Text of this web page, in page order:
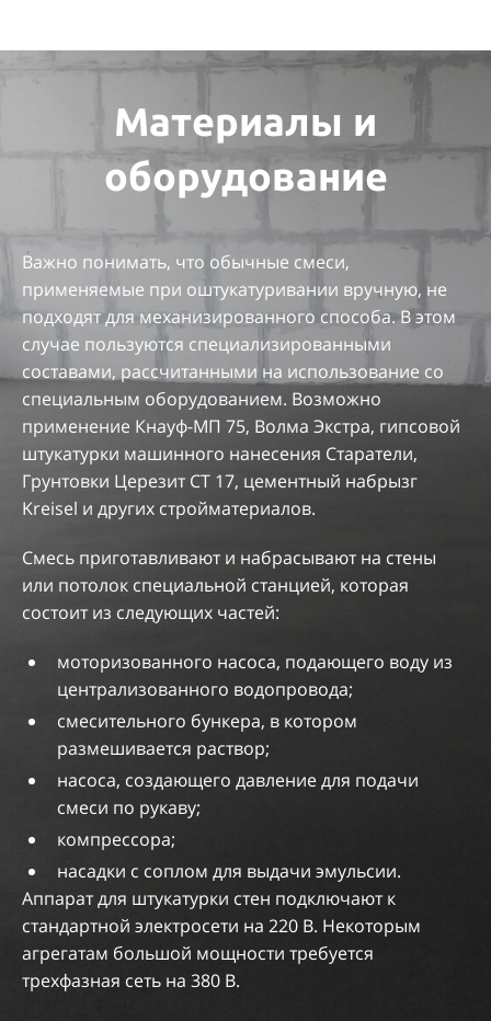
Материалы и
оборудование
Важно понимать, что обычные смеси,
применяемые при оштукатуривании вручную, не
подходят для механизированного способа. В этом
случае пользуются специализированными
составами, рассчитанными на использование со
специальным оборудованием. Возможно
применение Кнауф-МП 75, Волма Экстра, гипсовой
штукатурки машинного нанесения Старатели,
Грунтовки Церезит СТ 17, цементный набрызг
Kreisel и других стройматериалов.
Смесь приготавливают и набрасывают на стены
или потолок специальной станцией, которая
состоит из следующих частей:
моторизованного насоса, подающего воду из
централизованного водопровода;
смесительного бункера, в котором
размешивается раствор;
насоса, создающего давление для подачи
смеси по рукаву;
компрессора;
насадки с соплом для выдачи эмульсии.
Аппарат для штукатурки стен подключают к
стандартной электросети на 220 В. Некоторым
агрегатам большой мощности требуется
трехфазная сеть на 380 В.